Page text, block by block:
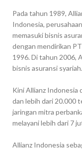
Pada tahun 1989,
Indonesia,
memasuki bisnis
dengan mendirikan
1996. Di tahun 2006,
bisnis asuransi syariah.
Kini Allianz Indonesia
dan lebih dari 20.000
jaringan mitra
melayani lebih dari 7
Allianz Indonesia